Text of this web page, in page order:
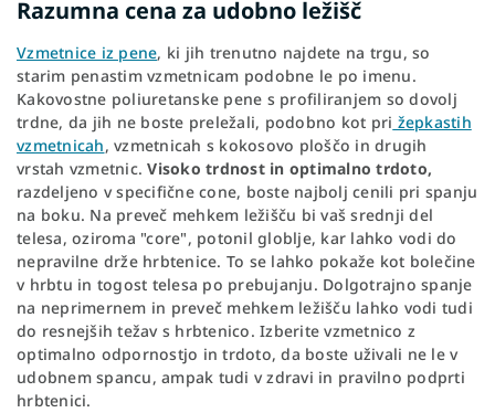
Razumna cena za udobno ležišč
Vzmetnice iz pene, ki jih trenutno najdete na trgu, so
starim penastim vzmetnicam podobne le po imenu.
Kakovostne poliuretanske pene s profiliranjem so dovolj
trdne, da jih ne boste preležali, podobno kot pri žepkastih
vzmetnicah, vzmetnicah s kokosovo ploščo in drugih
vrstah vzmetnic.Visoko trdnost in optimalno trdoto,
razdeljeno v specifične cone, boste najbolj cenili pri spanju
na boku. Na preveč mehkem ležišču bi vaš srednji del
telesa, oziroma "core", potonil globlje, kar lahko vodi do
nepravilne drže hrbtenice. To se lahko pokaže kot bolečine
v hrbtu in togost telesa po prebujanju. Dolgotrajno spanje
na neprimernem in preveč mehkem ležišču lahko vodi tudi
do resnejših težav s hrbtenico. Izberite vzmetnico z
optimalno odpornostjo in trdoto, da boste uživali ne le v
udobnem spancu, ampak tudi v zdravi in pravilno podprti
hrbtenici.